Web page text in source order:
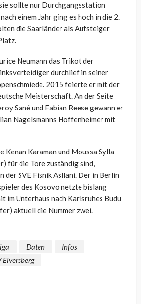
sollte nur Durchgangsstation
einem Jahr ging es hoch in die 2.
die Saarländer als Aufsteiger
Neumann das Trikot der
durchlief in seiner
2015 feierte er mit der
Meisterschaft. An der Seite
Sané und Fabian Reese gewann er
Nagelsmanns Hoffenheimer mit
Kenan Karaman und Moussa Sylla
für die Tore zuständig sind,
der SVE Fisnik Asllani. Der in Berlin
des Kosovo netzte bislang
im Unterhaus nach Karlsruhes Budu
aktuell die Nummer zwei.
Daten
Infos
Elversberg